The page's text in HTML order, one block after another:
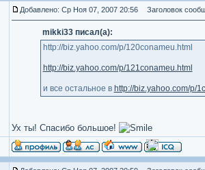
Добавлено: Ср Ноя 07, 2007 20:56 Заголовок
mikki33 писал(а):
http://biz.yahoo.com/p/120conameu.html
http://biz.yahoo.com/p/121conameu.html
и все остальное в http://biz.yahoo.com/p/
Ух ты! Спасибо большое!